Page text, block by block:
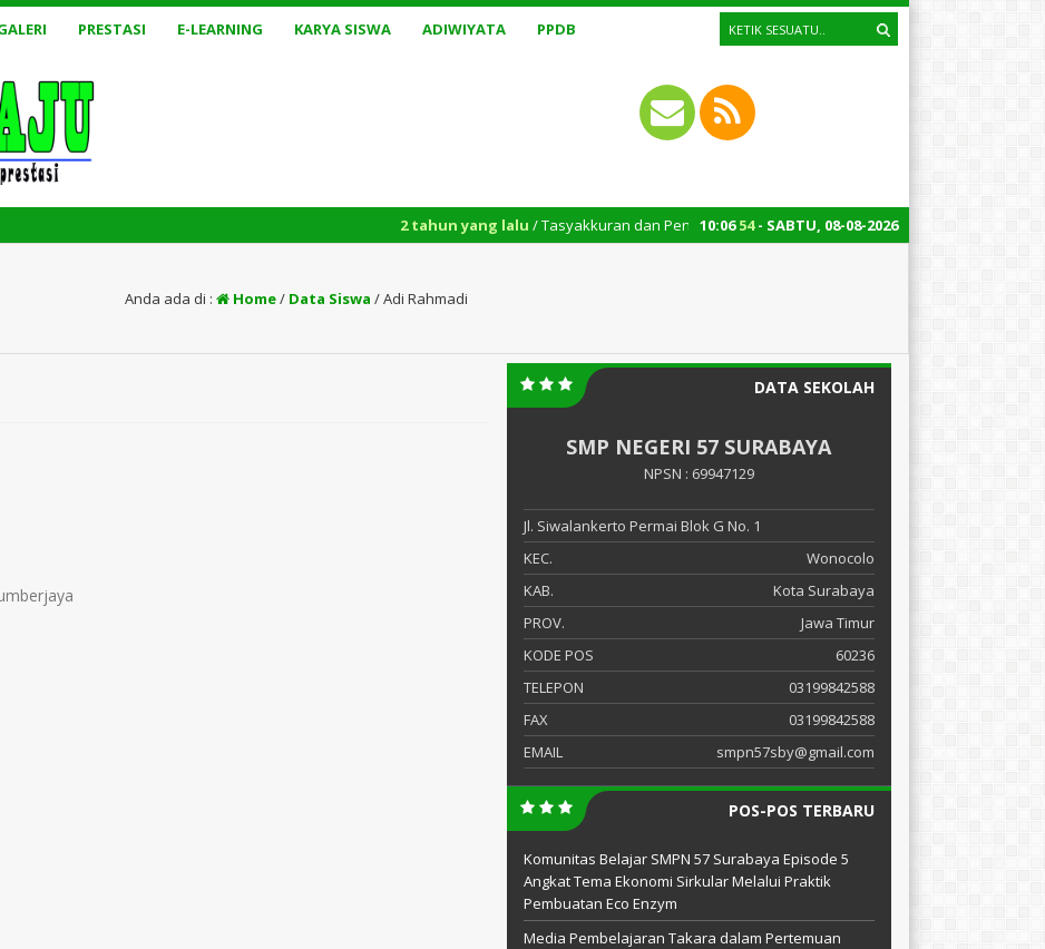
PRESTASI E-LEARNING KARYA SISWA ADIWIYATA PPDB
10:06 55- SABTU, 08-08-2026
2 tahun yang lalu/ Tasyakkuran dan Pentas Seni Kelas 9: Jum’at, 14 Juni 2024 – Pukul 07.00 – 10.30
Anda ada di : Home/ Data Siswa /Adi Rahmadi
DATA SEKOLAH
SMP NEGERI 57 SURABAYA
NPSN : 69947129
Jl. Siwalankerto Permai Blok G No. 1
KEC.
Wonocolo
KAB.
Kota Surabaya
PROV.
Jawa Timur
KODE POS
60236
TELEPON
03199842588
FAX
03199842588
EMAIL
smpn57sby@gmail.com
POS-POS TERBARU
Komunitas Belajar SMPN 57 Surabaya Episode 5
Angkat Tema Ekonomi Sirkular Melalui Praktik
Pembuatan Eco Enzym
Media Pembelajaran Takara dalam Pertemuan